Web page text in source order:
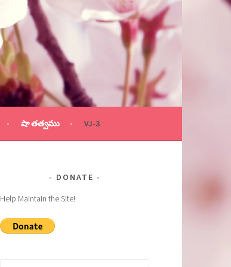
షా తత్వము VJ-3
DONATE
Help Maintain the Site!